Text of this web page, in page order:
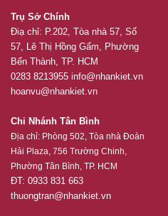
Trụ Sở Chính
Điạ chỉ: P.202, Tòa nhà 57, Số
57, Lê Thị Hồng Gấm, Phường
Bến Thành, TP. HCM
0283 8213955 info@nhankiet.vn
hoanvu@nhankiet.vn
Chi Nhánh Tân Bình
Địa chỉ: Phòng 502, Tòa nhà Đoàn
Hải Plaza, 756 Trường Chinh,
Phường Tân Bình, TP. HCM
ĐT: 0933 831 663
thuongtran@nhankiet.vn